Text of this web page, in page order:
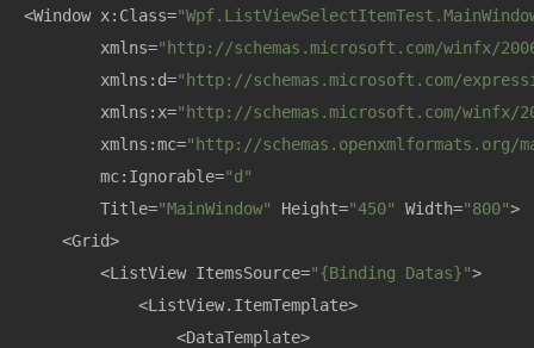
<Window x:Class=
        xmlns=
"http://schemas.microsoft.com/winfx/
        xmlns:d=
"http://schemas.microsoft.com/
        xmlns:x=
"http://schemas.microsoft.com/winfx/
        xmlns:mc=
"http://schemas.openxmlformats.org/
        mc:Ignorable=
"d"
        Title=
"MainWindow" Height="450" Width="800">
    <Grid>
        <ListView ItemsSource=
"{Binding Datas}">
            <ListView.ItemTemplate>
                <DataTemplate>